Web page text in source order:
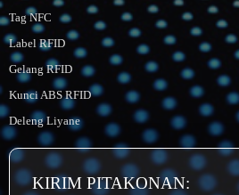
Tag NFC
Label RFID
Gelang RFID
Kunci ABS RFID
Deleng Liyane
KIRIM PITAKONAN: